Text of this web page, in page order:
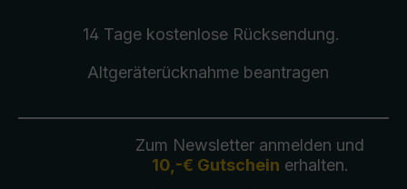
14 Tage kostenlose Rücksendung.
Altgeräterücknahmebeantragen
Zum Newsletter anmelden und
10,-€ Gutschein erhalten.